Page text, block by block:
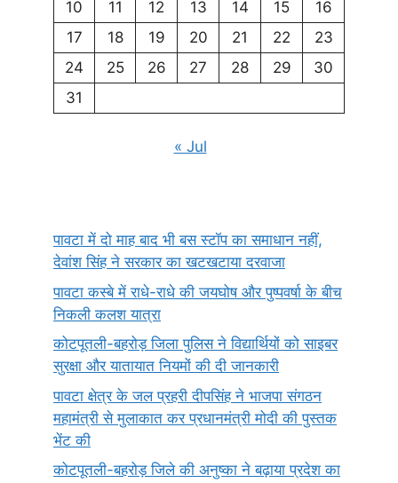
10
11 12 13 14 15
16
17
18 19 20 21 22
23
24
25 26 27 28 29
30
31
« Jul
पावटा में दो माह बाद भी बस स्टॉप का समाधान नहीं,
देवांश सिंह ने सरकार का खटखटाया दरवाजा
पावटा कस्बे में राधे-राधे की जयघोष और पुष्पवर्षा के बीच
निकली कलश यात्रा
कोटपूतली-बहरोड़ जिला पुलिस ने विद्यार्थियों को साइबर
सुरक्षा और यातायात नियमों की दी जानकारी
पावटा क्षेत्र के जल प्रहरी दीपसिंह ने भाजपा संगठन
महामंत्री से मुलाकात कर प्रधानमंत्री मोदी की पुस्तक
भेंट की
कोटपूतली-बहरोड़ जिले की अनुष्का ने बढ़ाया प्रदेश का